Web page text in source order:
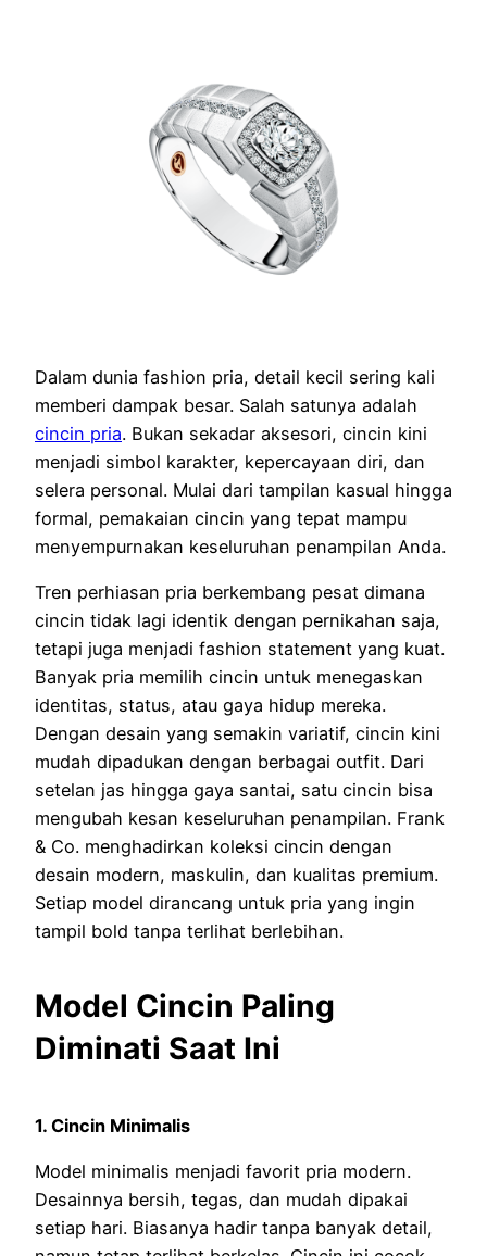
Dalam dunia fashion pria, detail kecil sering kali
memberi dampak besar. Salah satunya adalah
cincin pria. Bukan sekadar aksesori, cincin kini
menjadi simbol karakter, kepercayaan diri, dan
selera personal. Mulai dari tampilan kasual hingga
formal, pemakaian cincin yang tepat mampu
menyempurnakan keseluruhan penampilan Anda.
Tren perhiasan pria berkembang pesat dimana
cincin tidak lagi identik dengan pernikahan saja,
tetapi juga menjadi fashion statement yang kuat.
Banyak pria memilih cincin untuk menegaskan
identitas, status, atau gaya hidup mereka.
Dengan desain yang semakin variatif, cincin kini
mudah dipadukan dengan berbagai outfit. Dari
setelan jas hingga gaya santai, satu cincin bisa
mengubah kesan keseluruhan penampilan. Frank
& Co. menghadirkan koleksi cincin dengan
desain modern, maskulin, dan kualitas premium.
Setiap model dirancang untuk pria yang ingin
tampil bold tanpa terlihat berlebihan.
Model Cincin Paling
Diminati Saat Ini
1. Cincin Minimalis
Model minimalis menjadi favorit pria modern.
Desainnya bersih, tegas, dan mudah dipakai
setiap hari. Biasanya hadir tanpa banyak detail,